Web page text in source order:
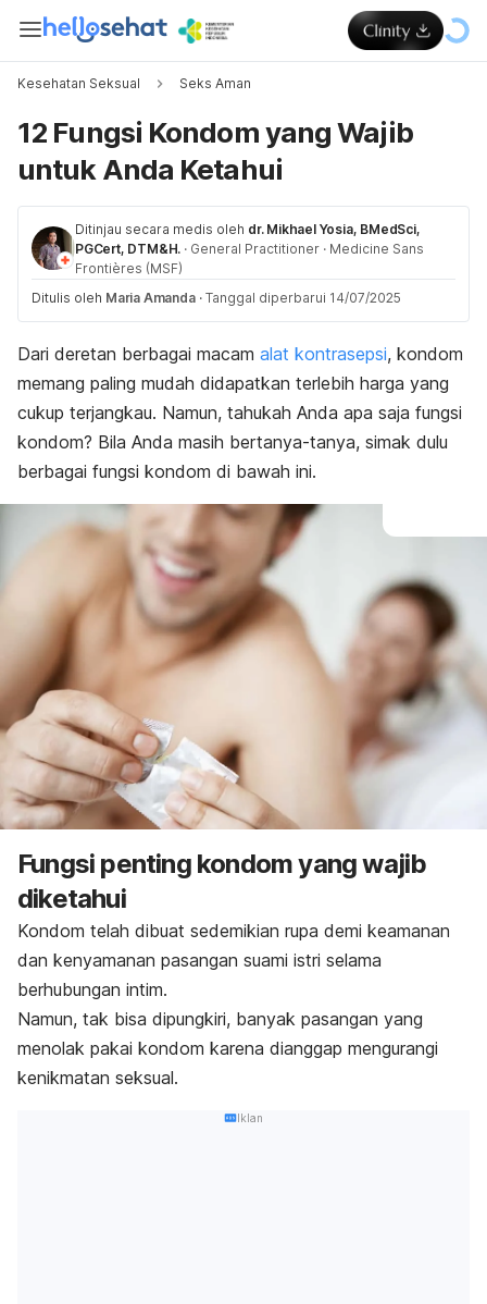
Kesehatan Seksual Seks Aman
12 Fungsi Kondom yang Wajib
untuk Anda Ketahui
Ditinjau secara medis oleh dr. Mikhael Yosia, BMedSci,
PGCert, DTM&H. · General Practitioner · Medicine Sans
Frontières (MSF)
Ditulis oleh Maria Amanda · Tanggal diperbarui 14/07/2025
Dari deretan berbagai macam alat kontrasepsi, kondom
memang paling mudah didapatkan terlebih harga yang
cukup terjangkau. Namun, tahukah Anda apa saja fungsi
kondom? Bila Anda masih bertanya-tanya, simak dulu
berbagai fungsi kondom di bawah ini.
Fungsi penting kondom yang wajib
diketahui
Kondom telah dibuat sedemikian rupa demi keamanan
dan kenyamanan pasangan suami istri selama
berhubungan intim.
Namun, tak bisa dipungkiri, banyak pasangan yang
menolak pakai kondom karena dianggap mengurangi
kenikmatan seksual.
Iklan